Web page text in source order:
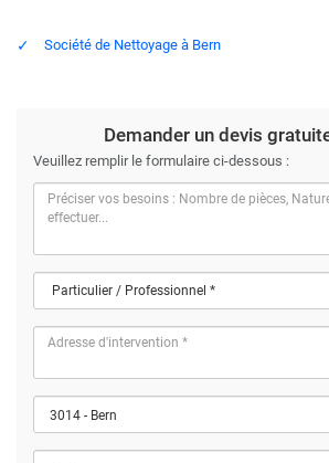
Société de Nettoyage à Bern
Demander un devis
Veuillez remplir le formulaire ci-dessous :
3014 - Bern